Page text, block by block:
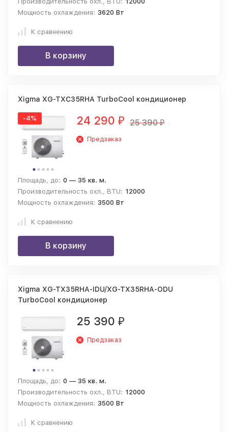
Мощность охлаждения: 3620 Вт
К сравнению
В корзину
Xigma XG-TXC35RHA TurboCool кондиционер
-4% 24 290 ₽ 25 390 ₽
Предзаказ
Площадь, до: 0 — 35 кв. м.
Производительность охл., BTU: 12000
Мощность охлаждения: 3500 Вт
К сравнению
В корзину
Xigma XG-TX35RHA-IDU/XG-TX35RHA-ODU
TurboCool кондиционер
25 390 ₽
Предзаказ
Площадь, до: 0 — 35 кв. м.
Производительность охл., BTU: 12000
Мощность охлаждения: 3500 Вт
К сравнению